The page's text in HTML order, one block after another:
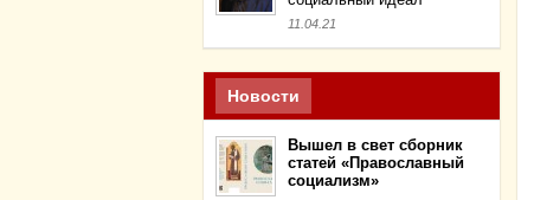
11.04.21
Новости
Вышел в свет сборник
статей «Православный
социализм»